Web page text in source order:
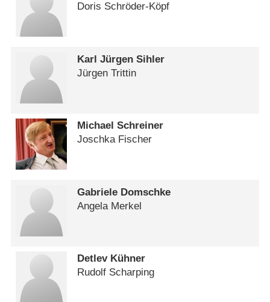
Doris Schröder-Köpf
Karl Jürgen Sihler
Jürgen Trittin
Michael Schreiner
Joschka Fischer
Gabriele Domschke
Angela Merkel
Detlev Kühner
Rudolf Scharping